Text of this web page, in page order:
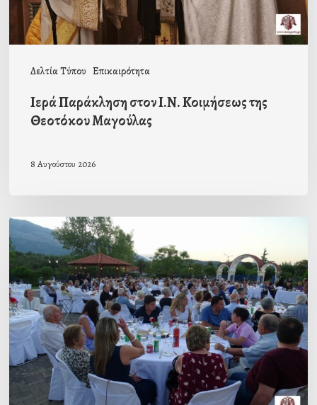
Δελτία Τύπου Επικαιρότητα
Μαγούλας
Ιερά Παράκληση στον Ι.Ν. Κοιμήσεως της
Θεοτόκου Μαγούλας
8 Αυγούστου 2026
Πρόσκληση
προς
τους
Ομογενείς
μας